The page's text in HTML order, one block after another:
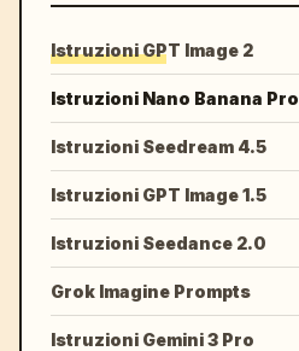
Istruzioni GPT Image 2
Istruzioni Nano Banana Pro
Istruzioni Seedream 4.5
Istruzioni GPT Image 1.5
Istruzioni Seedance 2.0
Grok Imagine Prompts
Istruzioni Gemini 3 Pro